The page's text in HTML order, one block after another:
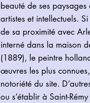
beauté de ses
artistes et intellectuels.
de sa proximité avec
interné dans la maison
(1889), le peintre
œuvres les plus
notoriété du site.
ou s’établir à Saint-